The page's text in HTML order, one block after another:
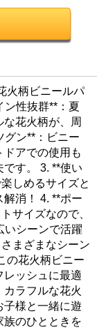
火柄ビニールパ
ン性抜群**：夏
花火柄が、周
グン**：ビニー
アでの使用も
す。 3. **使い
しめるサイズと
消！ 4. **ポー
サイズなので、
いシーンで活躍
まざまなシーン
の花火柄ビニー
レッシュに最適
ラフルな花火
子様と一緒に遊
族のひとときを